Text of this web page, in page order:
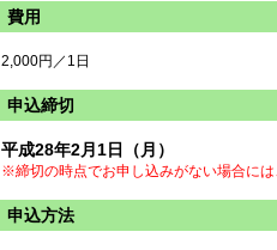
費用
2,000円／1日
申込締切
平成28年2月1日（月）
※締切の時点でお申し込みがない場合には
申込方法